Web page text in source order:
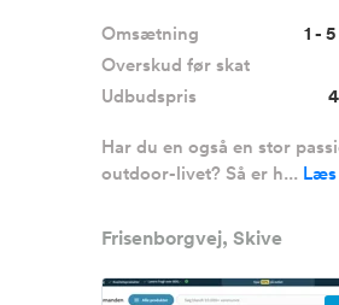
Omsætning
1 -
Overskud før skat
Udbudspris
Har du en også en stor
outdoor-livet? Så er h...
Frisenborgvej, Skive